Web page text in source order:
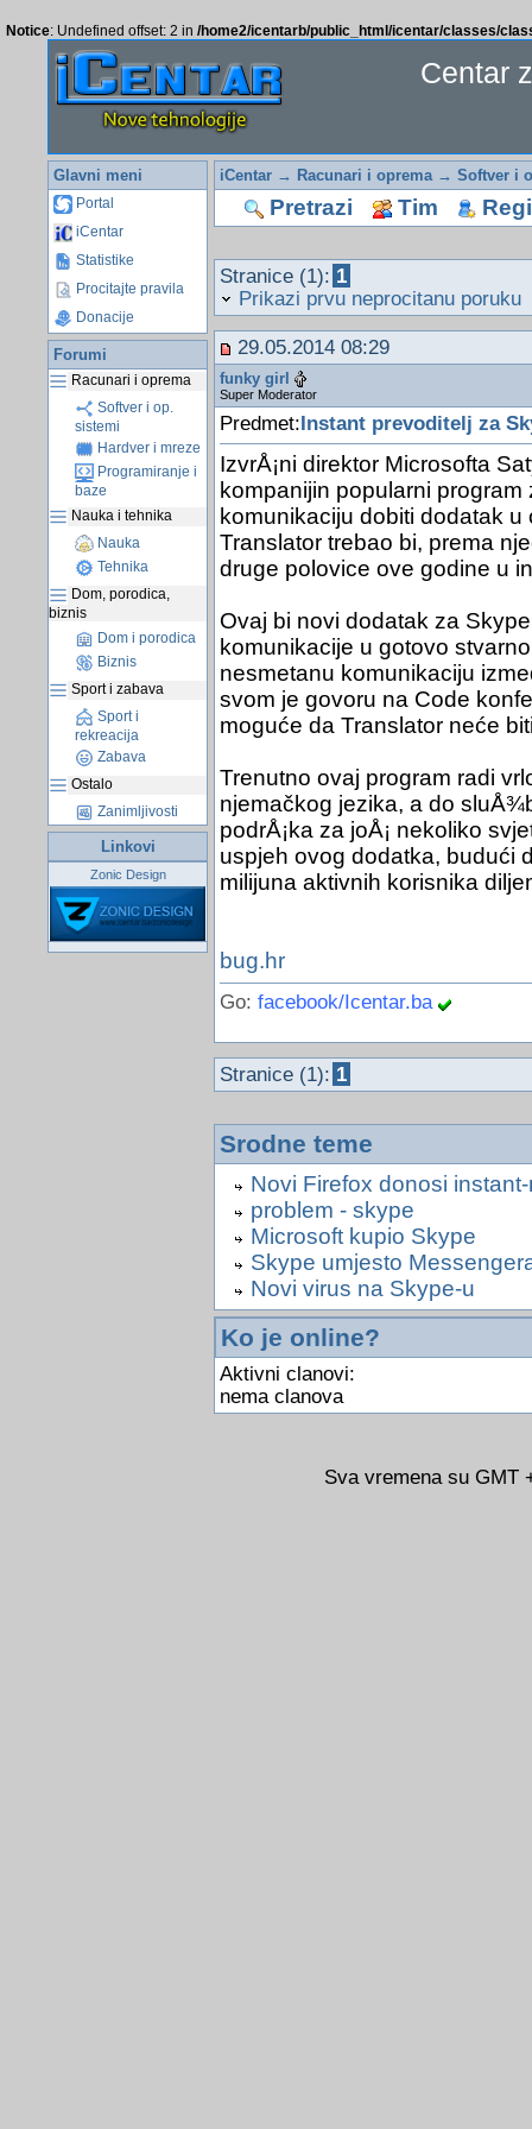
Notice: Undefined offset: 2 in /home2/icentarb/public_html/icentar/classes/
Centar
Glavni meni
Portal
iCentar
Statistike
Procitajte pravila
Donacije
Forumi
Racunari i oprema
Softver i op.
sistemi
Hardver i mreze
Programiranje i
baze
Nauka i tehnika
Nauka
Tehnika
Dom, porodica,
biznis
Dom i porodica
Biznis
Sport i zabava
Sport i
rekreacija
Zabava
Ostalo
Zanimljivosti
Linkovi
Zonic Design
iCentar→ Racunari i oprema→ Softver i
Pretrazi Tim
Stranice (1): 1
Prikazi prvu neprocitanu poruku
29.05.2014 08:29
funky girl
Super Moderator
Predmet: Instant prevoditelj za
IzvrÅ¡ni direktor Microsofta
kompanijin popularni
komunikaciju dobiti dodatak
Translator trebao bi, prema
druge polovice ove godine u
Ovaj bi novi dodatak za
komunikacije u gotovo
nesmetanu komunikaciju
svom je govoru na Code
moguće da Translator neće
Trenutno ovaj program radi
njemačkog jezika, a do
podrÅ¡ka za joÅ¡ nekoliko
uspjeh ovog dodatka, budući
milijuna aktivnih korisnika
bug.hr
Go: facebook/Icentar.ba
Stranice (1): 1
Srodne teme
Novi Firefox donosi
problem - skype
Microsoft kupio Skype
Skype umjesto
Novi virus na Skype-u
Ko je online?
Aktivni clanovi:
nema clanova
Sva vremena su GMT